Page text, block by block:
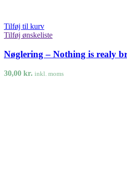
Tilføj til kurv
Tilføj ønskeliste
Nøglering – Nothing is realy
30,00 kr. inkl. moms